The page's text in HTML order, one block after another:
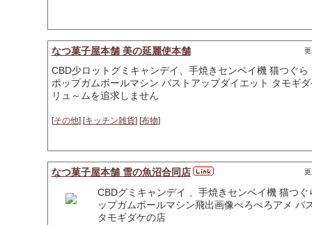
なつ菓子屋本舗 美の延麗使本舗
CBD少ロットグミキャンデイ、手焼きセンベイ機 猫つぐ
ポップガムボールマシン バストアップダイエット タモ
リュ～ムを追求しません
[その他] [キッチン雑貨] [布物]
なつ菓子屋本舗 雪の魚沼合同店
CBDグミキャンデイ 、手焼きセンベイ機 猫つ
ップガムボールマシン飛出画像ぺろぺろアメ
タモギダケの店